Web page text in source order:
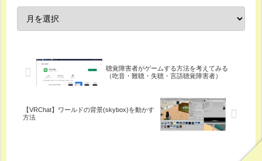
聴覚障害者がゲームする方法を考えてみる
（吃音・難聴・失聴・言語聴覚障害者）
【VRChat】ワールドの背景(skybox)を動かす
方法